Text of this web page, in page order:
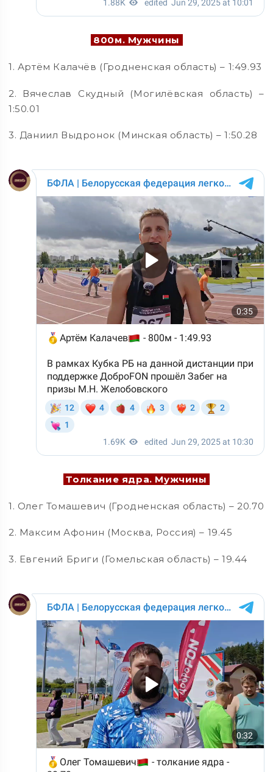
800м. Мужчины
1. Артём Калачёв (Гродненская область) – 1:49.93
2. Вячеслав Скудный (Могилёвская область) –
1:50.01
3. Даниил Выдронок (Минская область) – 1:50.28
Толкание ядра. Мужчины
1. Олег Томашевич (Гродненская область) – 20.70
2. Максим Афонин (Москва, Россия) – 19.45
3. Евгений Бриги (Гомельская область) – 19.44